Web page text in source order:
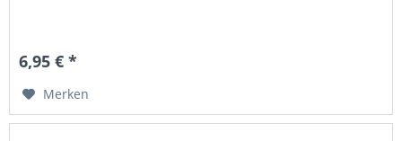
6,95 € *
Merken